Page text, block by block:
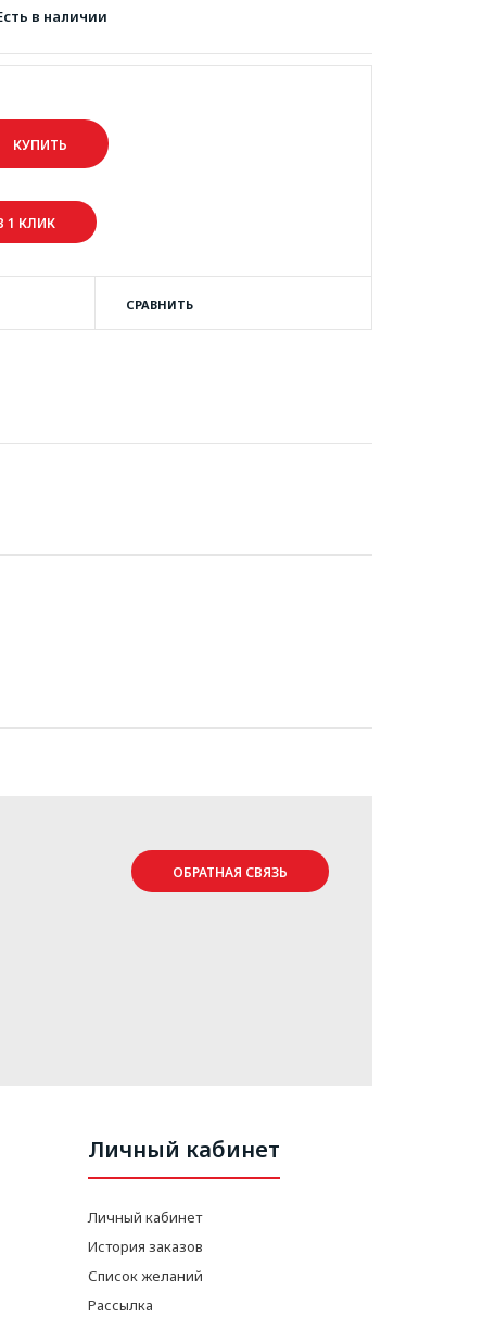
в наличии
1 КЛИК
СРАВНИТЬ
ОБРАТНАЯ СВЯЗЬ
Личный кабинет
Личный кабинет
История заказов
Список желаний
Рассылка